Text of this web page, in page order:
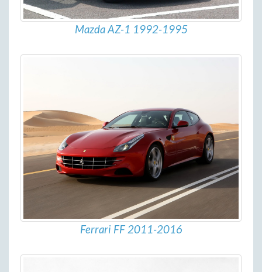
Mazda AZ-1 1992-1995
Ferrari FF 2011-2016